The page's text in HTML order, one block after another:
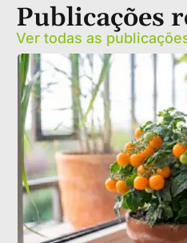
Publicações
Ver todas as